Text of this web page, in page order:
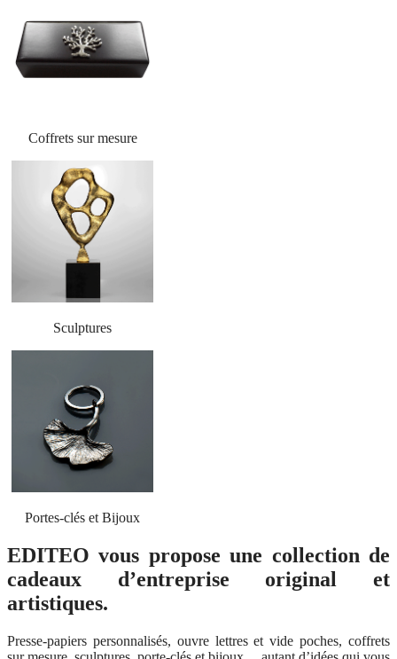
Coffrets sur mesure
Sculptures
Portes-clés et Bijoux
EDITEO vous propose une collection de
cadeaux d’entreprise original et
artistiques.
Presse-papiers personnalisés, ouvre lettres et vide poches, coffrets